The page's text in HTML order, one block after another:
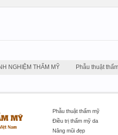
NGHIỆM THẨM MỸ Phẫu thuật
Phẫu thuật thẩm mỹ
Điều trị thẩm mỹ da
Nâng mũi đẹp